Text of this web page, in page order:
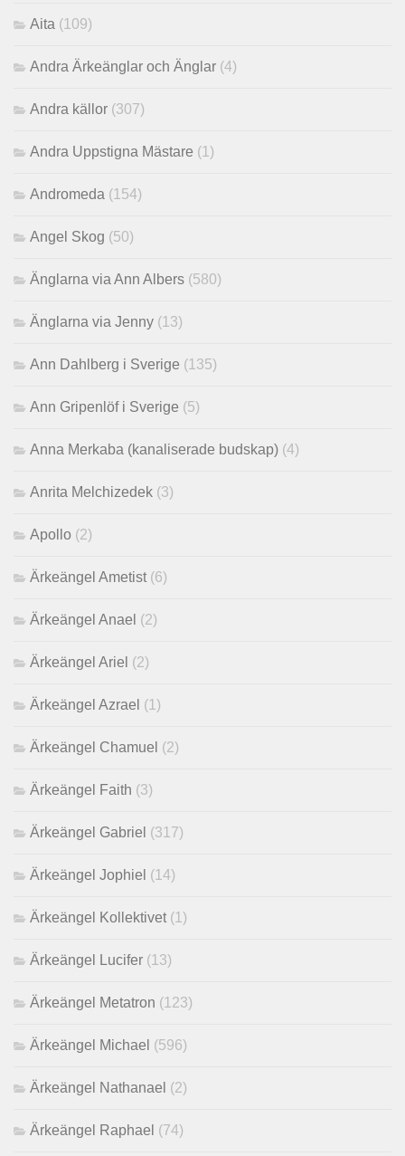
Aita (109)
Andra Ärkeänglar och Änglar (4)
Andra källor (307)
Andra Uppstigna Mästare (1)
Andromeda (154)
Angel Skog (50)
Änglarna via Ann Albers (580)
Änglarna via Jenny (13)
Ann Dahlberg i Sverige (135)
Ann Gripenlöf i Sverige (5)
Anna Merkaba (kanaliserade budskap) (4)
Anrita Melchizedek (3)
Apollo (2)
Ärkeängel Ametist (6)
Ärkeängel Anael (2)
Ärkeängel Ariel (2)
Ärkeängel Azrael (1)
Ärkeängel Chamuel (2)
Ärkeängel Faith (3)
Ärkeängel Gabriel (317)
Ärkeängel Jophiel (14)
Ärkeängel Kollektivet (1)
Ärkeängel Lucifer (13)
Ärkeängel Metatron (123)
Ärkeängel Michael (596)
Ärkeängel Nathanael (2)
Ärkeängel Raphael (74)